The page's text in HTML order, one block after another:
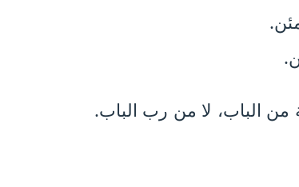
من الباب، لا من رب الباب.